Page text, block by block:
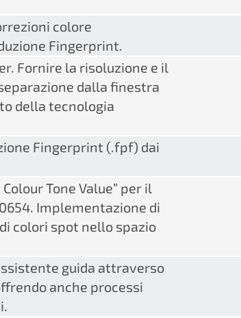
colore
Fingerprint.
Fornire la risoluzione e il
dalla finestra
della tecnologia
Fingerprint (.fpf) dai
Tone Value” per il
Implementazione di
colori spot nello spazio
guida attraverso
anche processi